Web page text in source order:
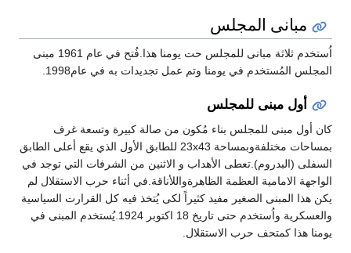
مبانى المجلس
اُستخدم ثلاثة مبانى للمجلس حت يومنا هذا.فُتح في عام 1961 مبنى
المجلس المُستخدم في يومنا وتم عمل تجديدات به في عام1998.
أول مبنى للمجلس
كان أول مبنى للمجلس بناء مُكون من صالة كبيرة وتسعة غرف
بمساحات مختلفةوبمساحة 23x43 للطابق الأول الذي يقع أعلى الطابق
السفلى (البدروم).تعطى الأهداب و الاثنين من الشرفات التي توجد في
الواجهة الامامية العظمة الظاهرةواللأناقة.في أثناء حرب الاستقلال لم
يكن هذا المبنى الصغير مفيد كثيراً لكى يُتخذ فيه كل القرارت السياسية
والعسكرية واُستخدم حتى تاريخ 18 اكتوبر 1924.يُستخدم المبنى في
يومنا هذا كمتحف حرب الاستقلال.